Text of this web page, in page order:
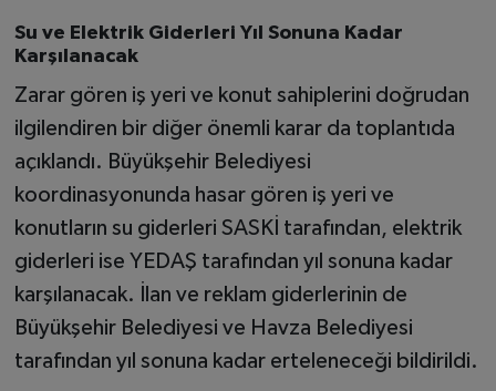
Su ve Elektrik Giderleri Yıl Sonuna Kadar
Karşılanacak
Zarar gören iş yeri ve konut sahiplerini doğrudan
ilgilendiren bir diğer önemli karar da toplantıda
açıklandı. Büyükşehir Belediyesi
koordinasyonunda hasar gören iş yeri ve
konutların su giderleri SASKİ tarafından, elektrik
giderleri ise YEDAŞ tarafından yıl sonuna kadar
karşılanacak. İlan ve reklam giderlerinin de
Büyükşehir Belediyesi ve Havza Belediyesi
tarafından yıl sonuna kadar erteleneceği bildirildi.